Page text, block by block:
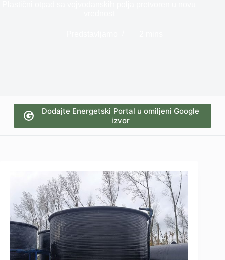
Dodajte Energetski Portal u omiljeni Google
izvor